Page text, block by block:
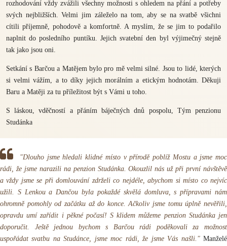
rozhodování vždy zvážili všechny možnosti s ohledem na přání a potřeby
svých nejbližších. Velmi jim záleželo na tom, aby se na svatbě všichni
cítili příjemně, pohodově a komfortně. A myslím, že se jim to podařilo
naplnit do posledního puntíku. Jejich svatební den byl výjimečný stejně
tak jako jsou oni.
Setkání s Barčou a Matějem bylo pro mě velmi silné. Jsou to lidé, kterých
si velmi vážím, a to díky jejich morálním a etickým hodnotám. Děkuji
Baru a Matěji za tu příležitost být s Vámi u toho.
S láskou, vděčností a přáním báječných dnů pospolu, Tým penzionu
Studánka
"Dlouho jsme hledali klidné místo v přírodě poblíž Mostu a jsme moc
rádi, že jsme narazili na penzion Studánka. Okouzlil nás už při první návštěvě
a vždy jsme se při domlouvání zdrželi co nejdéle, abychom si místo co nejvíc
užili. S Lenkou a Dančou byla pokaždé skvělá domluva, s přípravami nám
ohromně pomohly od začátku až do konce. Ačkoliv jsme tomu úplně nevěřili,
opravdu umí zařídit i pěkné počasí! S klidem můžeme penzion Studánka jen
doporučit. Ještě jednou bychom s Barčou rádi poděkovali za možnost
uspořádat svatbu na Studánce, jsme moc rádi, že jsme Vás našli." Manželé